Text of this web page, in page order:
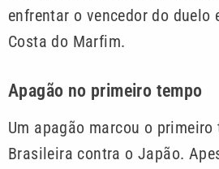
enfrentar o vencedor do duelo
Costa do Marfim.
Apagão no primeiro tempo
Um apagão marcou o primeiro
Brasileira contra o Japão.